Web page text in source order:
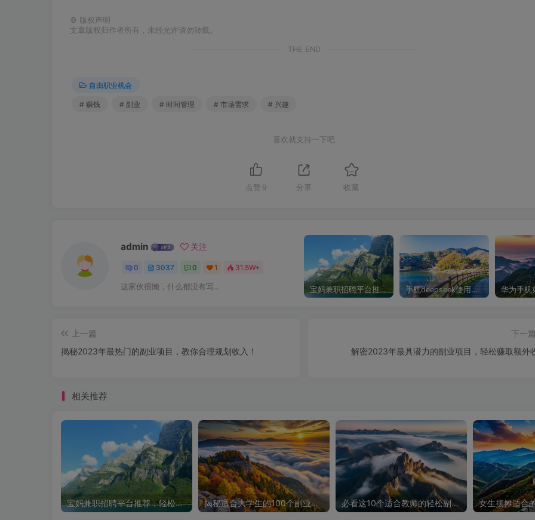
© 版权声明
文章版权归作者所有，未经允许请勿转载。
THE END
自由职业机会
# 赚钱 # 副业 # 时间管理 # 市场需求 # 兴趣
喜欢就支持一下吧
点赞 9 分享 收藏
admin 关注
0 3037 0 1 31.5W+
这家伙很懒，什么都没有写... 宝妈兼职招聘平台推荐，轻松找到理想工作！ 手机deepseek使用全攻略，轻松实现画图与炒股功能
上一篇
揭秘2023年最热门的副业项目，教你合理规划收入！
下一
解密2023年最具潜力的副业项目，轻松赚取额外
相关推荐
宝妈兼职招聘平台推荐，轻松找到理想工作！ 揭秘适合大学生的100个副业项目，让你轻松赚钱！ 必看这10个适合教师的轻松副业项目，轻松赚钱不是梦